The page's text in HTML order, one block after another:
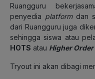
Ruangguru
penyedia platformdan
dari Ruangguru juga
sehingga siswa atau
HOTS atau Higher
Tryout ini akan dibagi